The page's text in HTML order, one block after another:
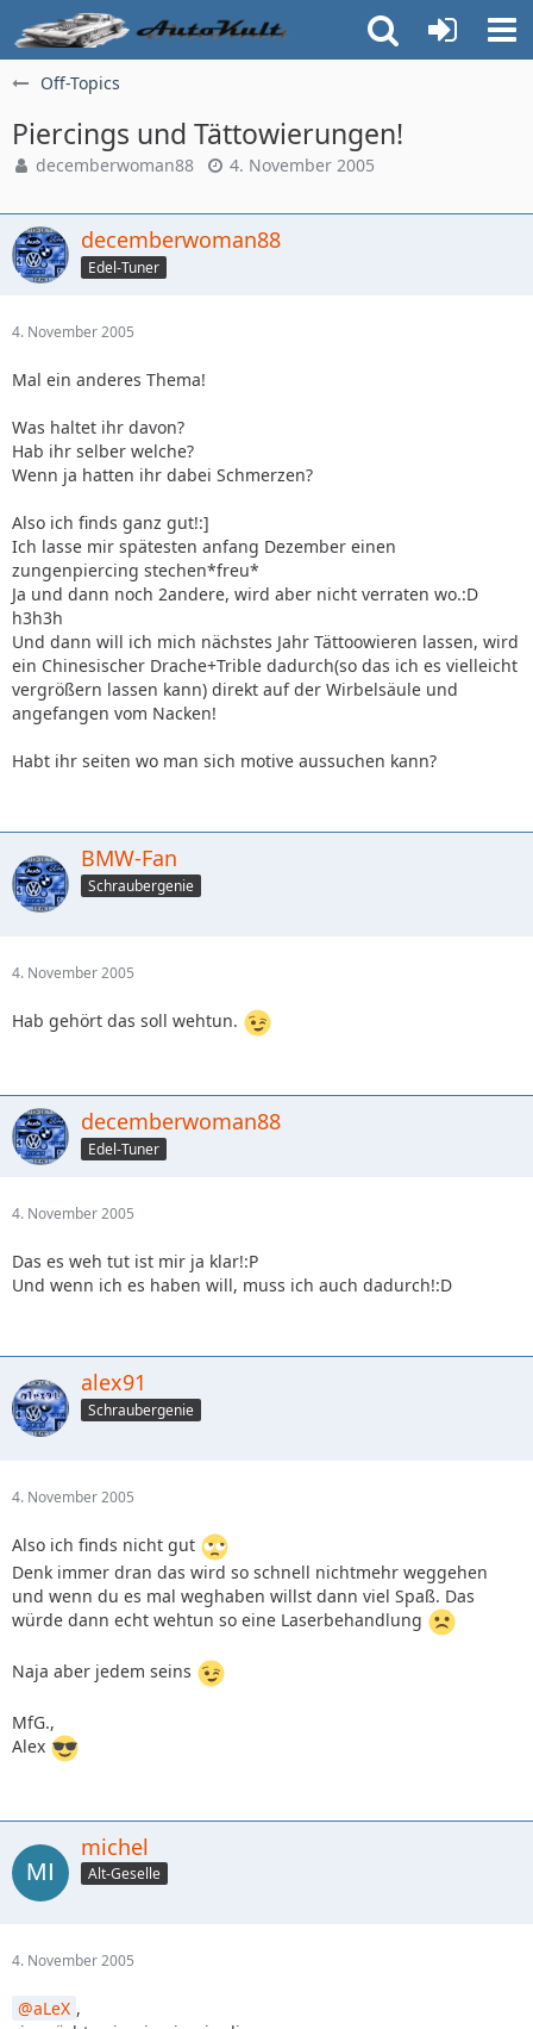
Off-Topics
Piercings und Tättowierungen!
decemberwoman88 4. November 2005
decemberwoman88
Edel-Tuner
4. November 2005
Mal ein anderes Thema!
Was haltet ihr davon?
Hab ihr selber welche?
Wenn ja hatten ihr dabei Schmerzen?
Also ich finds ganz gut!:]
Ich lasse mir spätesten anfang Dezember einen
zungenpiercing stechen*freu*
Ja und dann noch 2andere, wird aber nicht verraten wo.:D
h3h3h
Und dann will ich mich nächstes Jahr Tättoowieren lassen, wird
ein Chinesischer Drache+Trible dadurch(so das ich es vielleicht
vergrößern lassen kann) direkt auf der Wirbelsäule und
angefangen vom Nacken!
Habt ihr seiten wo man sich motive aussuchen kann?
BMW-Fan
Schraubergenie
4. November 2005
Hab gehört das soll wehtun.
decemberwoman88
Edel-Tuner
4. November 2005
Das es weh tut ist mir ja klar!:P
Und wenn ich es haben will, muss ich auch dadurch!:D
alex91
Schraubergenie
4. November 2005
Also ich finds nicht gut
Denk immer dran das wird so schnell nichtmehr weggehen
und wenn du es mal weghaben willst dann viel Spaß. Das
würde dann echt wehtun so eine Laserbehandlung
Naja aber jedem seins
MfG.,
Alex
michel
Alt-Geselle
4. November 2005
aLeX ,